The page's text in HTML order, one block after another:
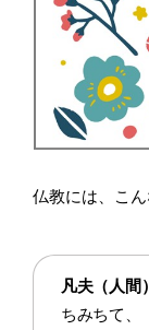
仏教には、こん
凡夫（人間）
ちみちて、